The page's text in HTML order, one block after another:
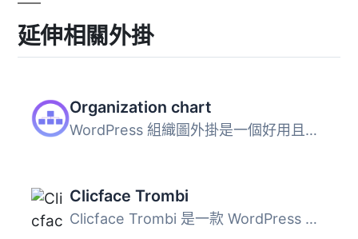
延伸相關外掛
Organization chart
WordPress 組織圖外掛是一個好用且方便的工具，可用於創建簡...
Clicface Trombi
Clicface Trombi 是一款 WordPress 的外掛，可建立所有員工的...